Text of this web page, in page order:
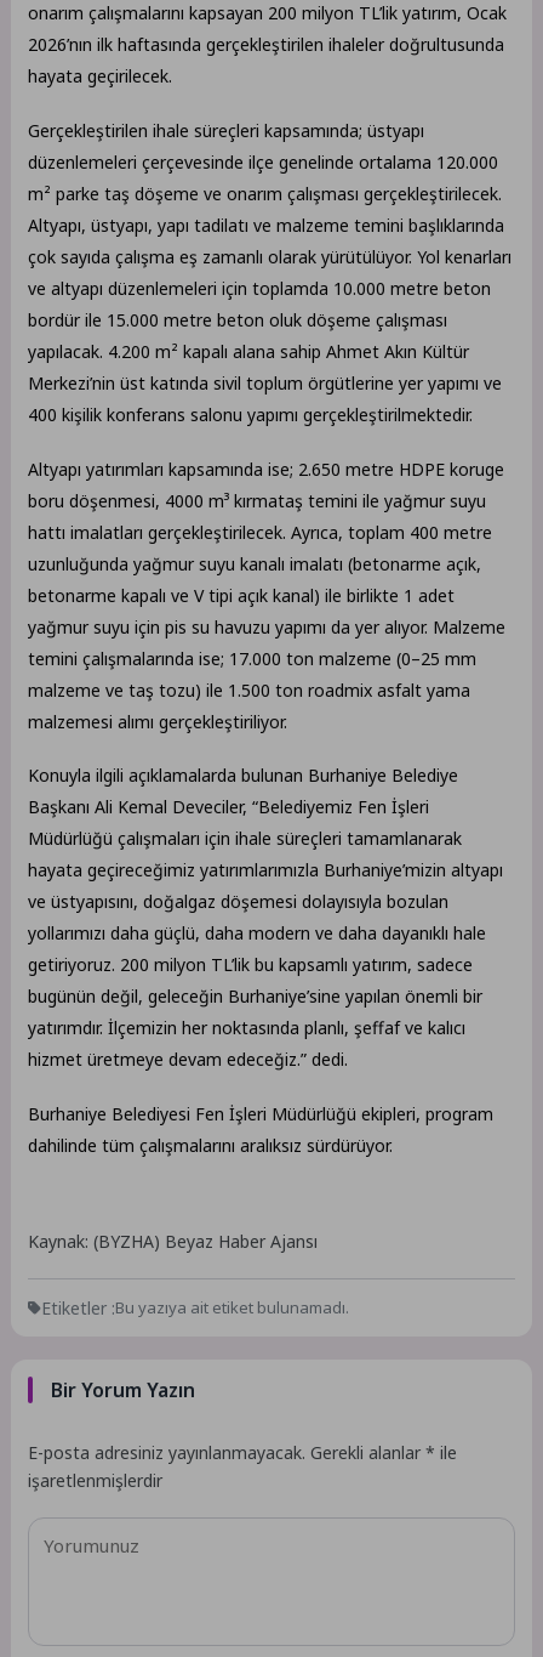
onarım çalışmalarını kapsayan 200 milyon TL’lik yatırım, Ocak
2026’nın ilk haftasında gerçekleştirilen ihaleler doğrultusunda
hayata geçirilecek.
Gerçekleştirilen ihale süreçleri kapsamında; üstyapı
düzenlemeleri çerçevesinde ilçe genelinde ortalama 120.000
m² parke taş döşeme ve onarım çalışması gerçekleştirilecek.
Altyapı, üstyapı, yapı tadilatı ve malzeme temini başlıklarında
çok sayıda çalışma eş zamanlı olarak yürütülüyor. Yol kenarları
ve altyapı düzenlemeleri için toplamda 10.000 metre beton
bordür ile 15.000 metre beton oluk döşeme çalışması
yapılacak. 4.200 m² kapalı alana sahip Ahmet Akın Kültür
Merkezi’nin üst katında sivil toplum örgütlerine yer yapımı ve
400 kişilik konferans salonu yapımı gerçekleştirilmektedir.
Altyapı yatırımları kapsamında ise; 2.650 metre HDPE koruge
boru döşenmesi, 4000 m³ kırmataş temini ile yağmur suyu
hattı imalatları gerçekleştirilecek. Ayrıca, toplam 400 metre
uzunluğunda yağmur suyu kanalı imalatı (betonarme açık,
betonarme kapalı ve V tipi açık kanal) ile birlikte 1 adet
yağmur suyu için pis su havuzu yapımı da yer alıyor. Malzeme
temini çalışmalarında ise; 17.000 ton malzeme (0–25 mm
malzeme ve taş tozu) ile 1.500 ton roadmix asfalt yama
malzemesi alımı gerçekleştiriliyor.
Konuyla ilgili açıklamalarda bulunan Burhaniye Belediye
Başkanı Ali Kemal Deveciler, “Belediyemiz Fen İşleri
Müdürlüğü çalışmaları için ihale süreçleri tamamlanarak
hayata geçireceğimiz yatırımlarımızla Burhaniye’mizin altyapı
ve üstyapısını, doğalgaz döşemesi dolayısıyla bozulan
yollarımızı daha güçlü, daha modern ve daha dayanıklı hale
getiriyoruz. 200 milyon TL’lik bu kapsamlı yatırım, sadece
bugünün değil, geleceğin Burhaniye’sine yapılan önemli bir
yatırımdır. İlçemizin her noktasında planlı, şeffaf ve kalıcı
hizmet üretmeye devam edeceğiz.” dedi.
Burhaniye Belediyesi Fen İşleri Müdürlüğü ekipleri, program
dahilinde tüm çalışmalarını aralıksız sürdürüyor.
Kaynak: (BYZHA) Beyaz Haber Ajansı
Etiketler :Bu yazıya ait etiket bulunamadı.
Bir Yorum Yazın
E-posta adresiniz yayınlanmayacak. Gerekli alanlar* ile
işaretlenmişlerdir